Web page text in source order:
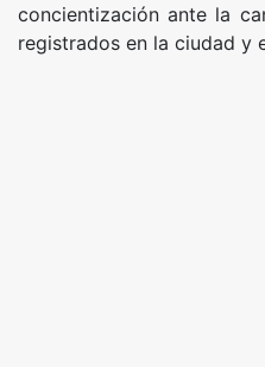
concientización ante la
registrados en la ciudad y